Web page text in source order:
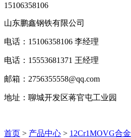
15106358106
山东鹏鑫钢铁有限公司
电话：15106358106 李经理
电话：15553681371 王经理
邮箱：2756355558@qq.com
地址：聊城开发区蒋官屯工业园
首页 > 产品中心 > 12Cr1MOVG合